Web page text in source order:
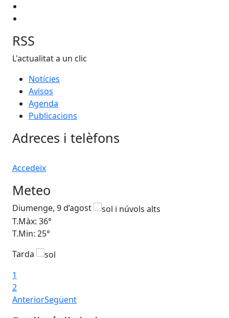
RSS
L'actualitat a un clic
Notícies
Avisos
Agenda
Publicacions
Adreces i telèfons
Accedeix
Meteo
Diumenge, 9 d’agost
T.Màx: 36°
T.Min: 25°
Tarda
1
2
AnteriorSegüent